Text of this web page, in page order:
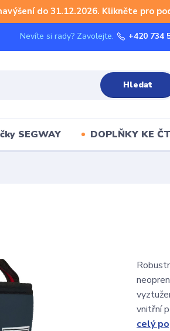
do 31.12.2026. Klikněte pro
Hledat
Nevíte si rady? Zavolejte. +420 734
SEGWAY DOPLŇKY KE
vnitřní
celý